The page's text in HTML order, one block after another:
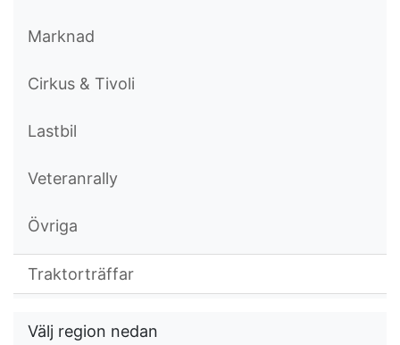
Marknad
Cirkus & Tivoli
Lastbil
Veteranrally
Övriga
Traktorträffar
Välj region nedan